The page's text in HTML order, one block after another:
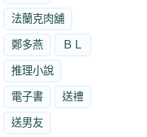
法蘭克肉舖
鄭多燕 ＢＬ
推理小說
電子書 送禮
送男友